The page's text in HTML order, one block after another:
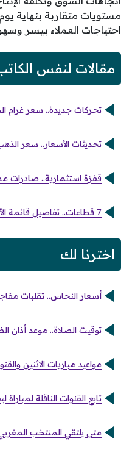
احتياجات العملاء بيسر
مقالات لنفس
تحركات جديدة.. سعر غرام الذهب عيار 21 داخل محلات الصاغة يوم
تحديثات الأسعار.. سعر الذهب
قفزة استثمارية.. صادرات مصر تسجل 4.17 مليار دولار
7 قطاعات.. تفاصيل قائمة الأسهم الأكثر تداولاً في البورصة المصرية بجلسة الأربعاء
اخترنا لك
أسعار النحاس.. تقلبات
توقيت الصلاة.. موعد أذان
مواعيد مباريات الاثنين
تابع القنوات الناقلة
متى يلتقي المنتخب